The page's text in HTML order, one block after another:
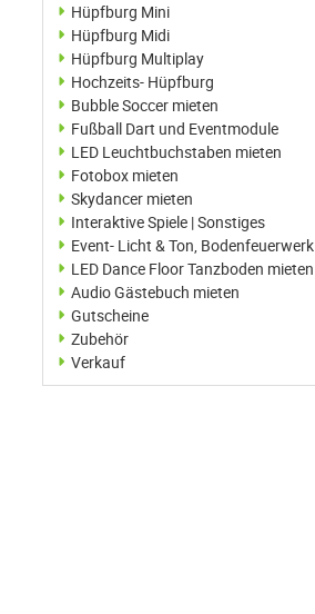
Hüpfburg Mini
Hüpfburg Midi
Hüpfburg Multiplay
Hochzeits- Hüpfburg
Bubble Soccer mieten
Fußball Dart und Eventmodule
LED Leuchtbuchstaben mieten
Fotobox mieten
Skydancer mieten
Interaktive Spiele | Sonstiges
Event- Licht & Ton, Bodenfeuerwerk
LED Dance Floor Tanzboden mieten
Audio Gästebuch mieten
Gutscheine
Zubehör
Verkauf